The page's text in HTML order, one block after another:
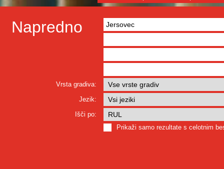
Napredno
Vrsta gradiva:
Jezik:
Išči po:
Prikaži samo rezultate s celotnim